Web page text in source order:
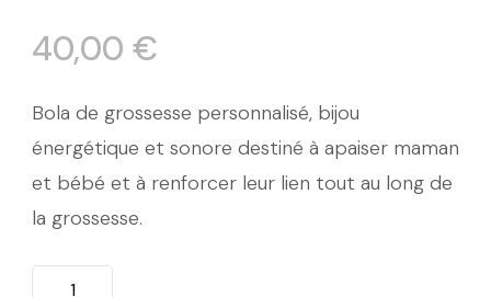
40,00 €
Bola de grossesse personnalisé, bijou
énergétique et sonore destiné à apaiser maman
et bébé et à renforcer leur lien tout au long de
la grossesse.
quantité